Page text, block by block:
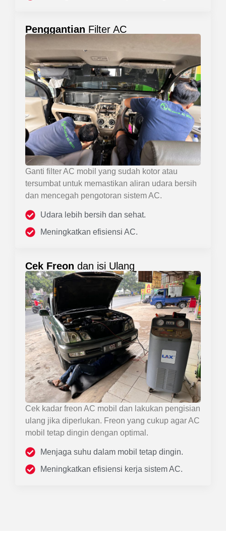
Penggantian Filter AC
Ganti filter AC mobil yang sudah kotor atau
tersumbat untuk memastikan aliran udara bersih
dan mencegah pengotoran sistem AC.
Udara lebih bersih dan sehat.
Meningkatkan efisiensi AC.
Cek Freon dan isi Ulang
Cek kadar freon AC mobil dan lakukan pengisian
ulang jika diperlukan. Freon yang cukup agar AC
mobil tetap dingin dengan optimal.
Menjaga suhu dalam mobil tetap dingin.
Meningkatkan efisiensi kerja sistem AC.